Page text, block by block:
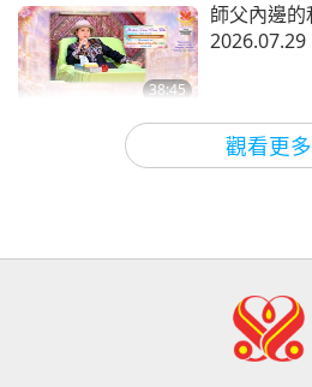
觀看更多
38:45
師父內邊的
2026.07.29
25:38
「快速充